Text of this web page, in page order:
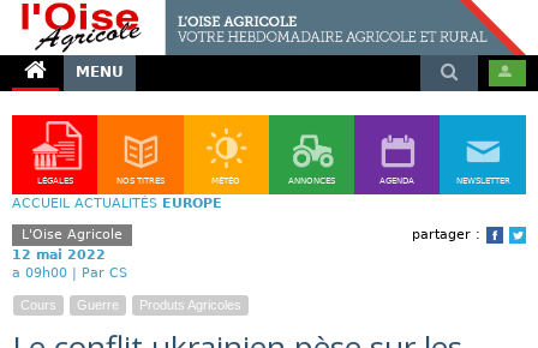
MENU
LÉGALES NOS TITRES MÉTÉO ANNONCES AGENDA NEWSLETTER
ACCUEIL ACTUALITÉS EUROPE
partager :
L'Oise Agricole
12 mai 2022
a 09h00 | Par CS
Cours Guerre Produts Agricoles